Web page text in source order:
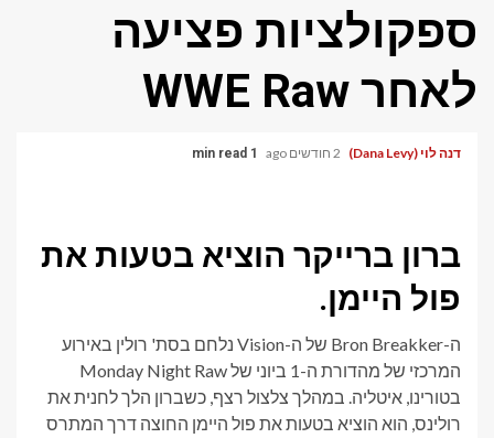
ספקולציות פציעה
לאחר WWE Raw
דנה לוי (Dana Levy) 2 חודשים ago 1 min read
ברון ברייקר הוציא בטעות את
פול היימן.
ה-Bron Breakker של ה-Vision נלחם בסת' רולין באירוע
המרכזי של מהדורת ה-1 ביוני של Monday Night Raw
בטורינו, איטליה. במהלך צלצול רצף, כשברון הלך לחנית את
רולינס, הוא הוציא בטעות את פול היימן החוצה דרך המתרס